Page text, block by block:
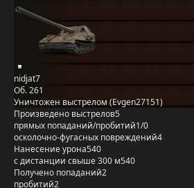
nidjat7
Об. 261
Уничтожен выстрелом (Evgen27151)
Произведено выстрелов5
прямых попаданий/пробитий1/0
осколочно-фугасных повреждений4
Нанесение урона540
с дистанции свыше 300 м540
Получено попаданий2
пробитий2